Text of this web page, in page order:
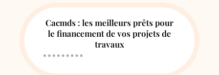
Cacmds : les meilleurs prêts pour
le financement de vos projets de
travaux